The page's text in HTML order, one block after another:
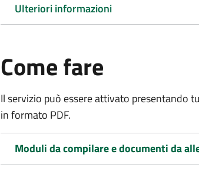
Ulteriori informazioni
Come fare
Il servizio può essere attivato presentando
in formato PDF.
Moduli da compilare e documenti da